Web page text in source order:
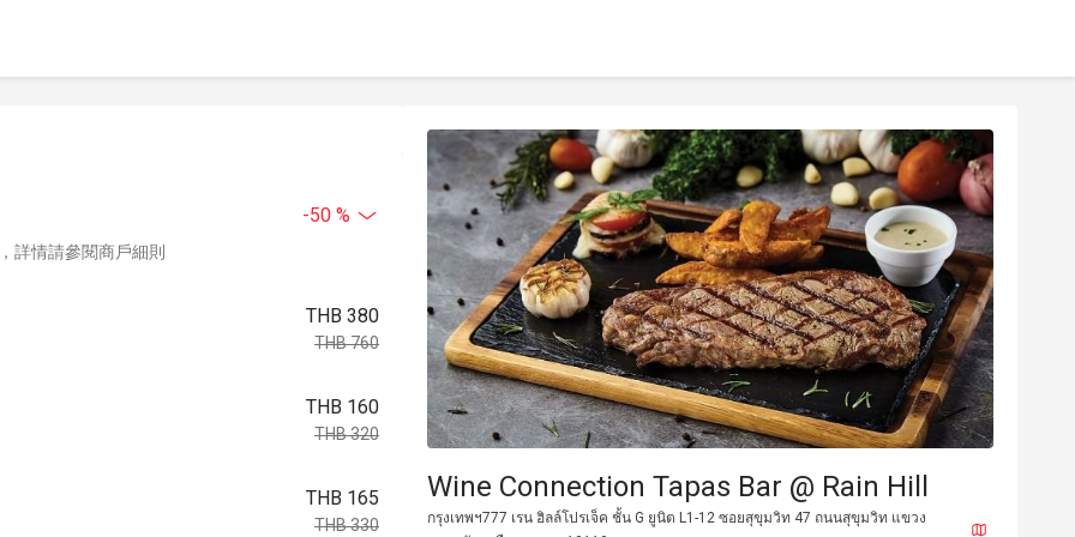
-50 %
詳情請參閱商戶細則
THB 380
THB 760
THB 160
THB 320
THB 165
THB 330
Wine Connection Tapas Bar @ Rain Hill
กรุงเทพฯ777 เรน ฮิลล์โปรเจ็ค ชั้น G ยูนิต L1-12 ซอยสุขุมวิท 47 ถนนสุขุมวิท แขวง